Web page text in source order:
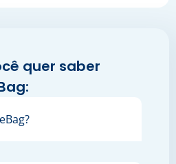
quer saber